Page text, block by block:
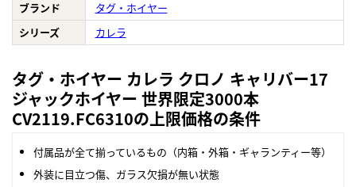
ブランド
タグ・ホイヤー
シリーズ
カレラ
タグ・ホイヤー カレラ クロノ キャリバー17
ジャックホイヤー 世界限定3000本
CV2119.FC6310の上限価格の条件
付属品が全て揃っているもの（内箱・外箱・ギャランティー等）
外装に目立つ傷、ガラス欠損が無い状態